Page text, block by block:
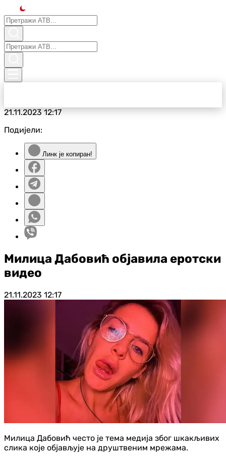
21.11.202312:17
Подијели:
Линк је копиран!
Милица Дабовић објавила еротски
видео
21.11.2023 12:17
Милица Дабовић често је тема медија због шкакљивих
слика које објављује на друштвеним мрежама.